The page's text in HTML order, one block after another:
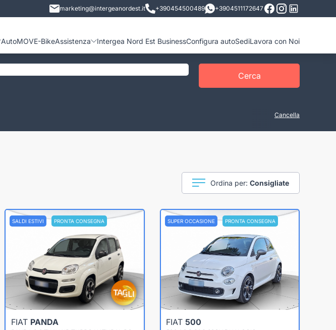
marketing@intergeanordest.it +390454500489 +3904511172647
AutoMOVE-BikeAssistenza Intergea Nord Est BusinessConfigura autoSediLavora con Noi
Cerca
Cancella
Ordina per: Consigliate
SALDI ESTIVI PRONTA CONSEGNA
FIAT PANDA
SUPER OCCASIONE PRONTA CONSEGNA
FIAT 500